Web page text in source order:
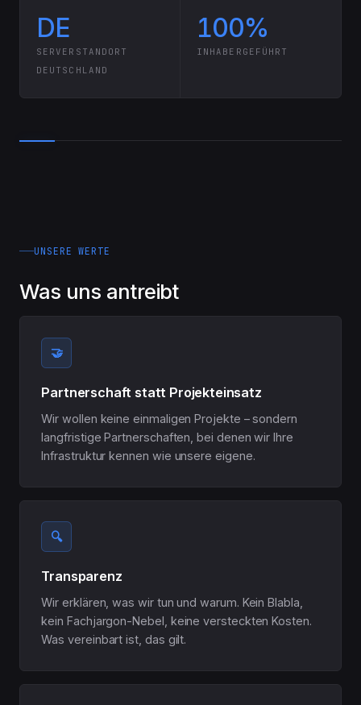
DE
SERVERSTANDORT
DEUTSCHLAND
100%
INHABERGEFÜHRT
UNSERE WERTE
Was uns antreibt
🤝
Partnerschaft statt Projekteinsatz
Wir wollen keine einmaligen Projekte – sondern
langfristige Partnerschaften, bei denen wir Ihre
Infrastruktur kennen wie unsere eigene.
🔍
Transparenz
Wir erklären, was wir tun und warum. Kein Blabla,
kein Fachjargon-Nebel, keine versteckten Kosten.
Was vereinbart ist, das gilt.